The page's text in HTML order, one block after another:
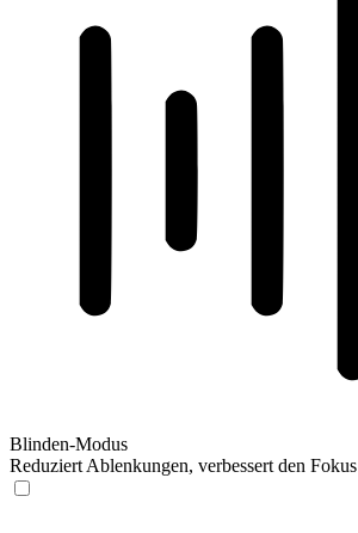
Blinden-Modus
Reduziert Ablenkungen, verbessert den Fokus